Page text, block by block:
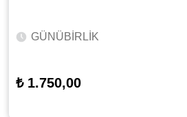
GÜNÜBİRLİK
₺ 1.750,00